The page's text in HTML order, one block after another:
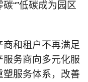
“”低碳成为园区
和租户不再满足
务商向多元化服
服务体系，改善